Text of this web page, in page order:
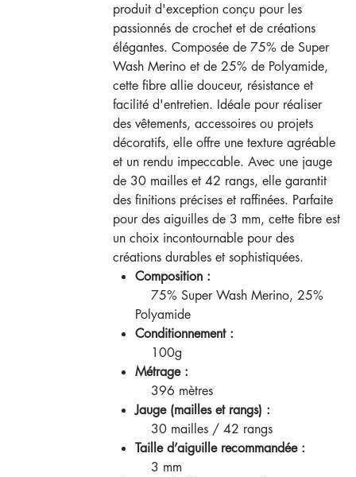
produit d'exception conçu pour les
passionnés de crochet et de créations
élégantes. Composée de 75% de Super
Wash Merino et de 25% de Polyamide,
cette fibre allie douceur, résistance et
facilité d'entretien. Idéale pour réaliser
des vêtements, accessoires ou projets
décoratifs, elle offre une texture agréable
et un rendu impeccable. Avec une jauge
de 30 mailles et 42 rangs, elle garantit
des finitions précises et raffinées. Parfaite
pour des aiguilles de 3 mm, cette fibre est
un choix incontournable pour des
créations durables et sophistiquées.
Composition :
75% Super Wash Merino, 25%
Polyamide
Conditionnement :
100g
Métrage :
396 mètres
Jauge (mailles et rangs) :
30 mailles / 42 rangs
Taille d’aiguille recommandée :
3 mm